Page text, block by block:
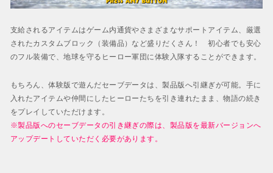
支給されるアイテムはゲーム内通貨やさまざまなサポートアイテム、厳選
されたカスタムブロック（装備品）など盛りだくさん！ 初心者でも安心
のフル装備で、地球を守るヒーロー軍団に体験入隊することができます。
もちろん、体験版で遊んだセーブデータは、製品版へ引継ぎが可能。手に
入れたアイテムや仲間にしたヒーローたちを引き連れたまま、物語の続き
をプレイしていただけます。
※製品版へのセーブデータの引き継ぎの際は、製品版を最新バージョンへ
アップデートしていただく必要があります。